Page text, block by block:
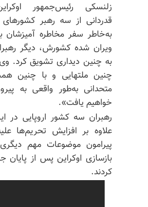
زلنسکی رئیس‌جمهور
قدردانی از سه رهبر
به‌خاطر سفر مخاطره آمیزشان
ویران شده کشورش، دیگر
به چنین دیداری تشویق کرد.
چنین ملتهایی و با چنین
متحدانی به‌طور واقعی به
خواهیم یافت».
رهبران سه کشور اروپایی در
علاوه بر افزایش تحریم‌ها
پیرامون موضوعات مهم
بازسازی اوکراین پس از پایان
کردند.